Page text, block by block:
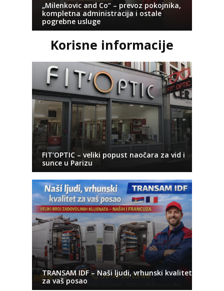
„Milenkovic and Co“ – prevoz pokojnika,
kompletna administracija i ostale
pogrebne usluge
Korisne informacije
FIT’OPTIC – veliki popust naočara za vid i
sunce u Parizu
TRANSAM IDF – Naši ljudi, vrhunski kvalitet
za vaš posao